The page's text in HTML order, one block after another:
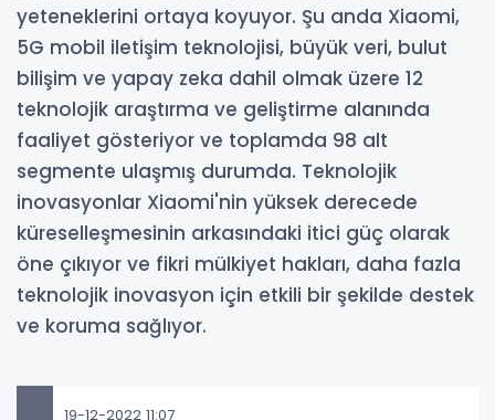
yeteneklerini ortaya koyuyor. Şu anda Xiaomi,
5G mobil iletişim teknolojisi, büyük veri, bulut
bilişim ve yapay zeka dahil olmak üzere 12
teknolojik araştırma ve geliştirme alanında
faaliyet gösteriyor ve toplamda 98 alt
segmente ulaşmış durumda. Teknolojik
inovasyonlar Xiaomi'nin yüksek derecede
küreselleşmesinin arkasındaki itici güç olarak
öne çıkıyor ve fikri mülkiyet hakları, daha fazla
teknolojik inovasyon için etkili bir şekilde destek
ve koruma sağlıyor.
19-12-2022 11:07